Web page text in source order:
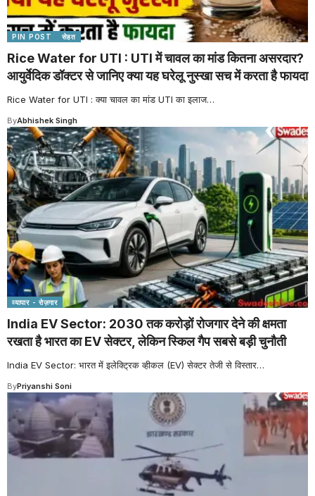
PIN POST सेहत
Rice Water for UTI : UTI में चावल का मांड कितना असरदार?
आयुर्वेदिक डॉक्टर से जानिए क्या यह घरेलू नुस्खा सच में करता है फायदा
Rice Water for UTI : क्या चावल का मांड UTI का इलाज…
ByAbhishek Singh
व्यापार - रोज़गार
India EV Sector: 2030 तक करोड़ों रोजगार देने की क्षमता
रखता है भारत का EV सेक्टर, लेकिन स्किल गैप सबसे बड़ी चुनौती
India EV Sector: भारत में इलेक्ट्रिक व्हीकल (EV) सेक्टर तेजी से विस्तार…
ByPriyanshi Soni